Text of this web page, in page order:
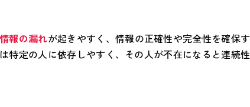
情報の漏れが起きやすく、情報の正確性や完全性を確保す
特定の人に依存しやすく、その人が不在になると連続性